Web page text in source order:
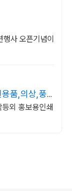
사 오픈기념이
품,의상,풍
외 홍보용인쇄